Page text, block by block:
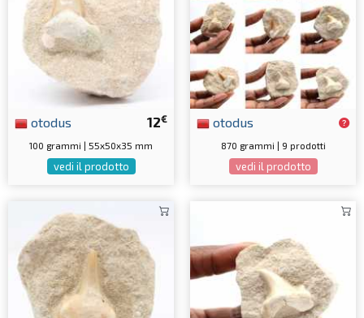
12€
otodus
100 grammi | 55x50x35 mm
vedi il prodotto
otodus
870 grammi | 9 prodotti
vedi il prodotto